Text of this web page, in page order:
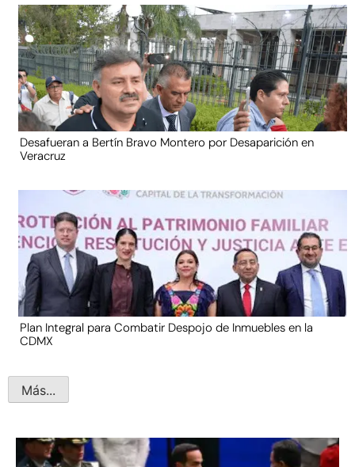
Desafueran a Bertín Bravo Montero por Desaparición en
Veracruz
Plan Integral para Combatir Despojo de Inmuebles en la
CDMX
Más...